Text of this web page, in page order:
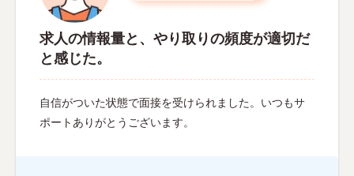
求人の情報量と、やり取りの頻度が適切だ
と感じた。
自信がついた状態で面接を受けられました。いつもサ
ポートありがとうございます。